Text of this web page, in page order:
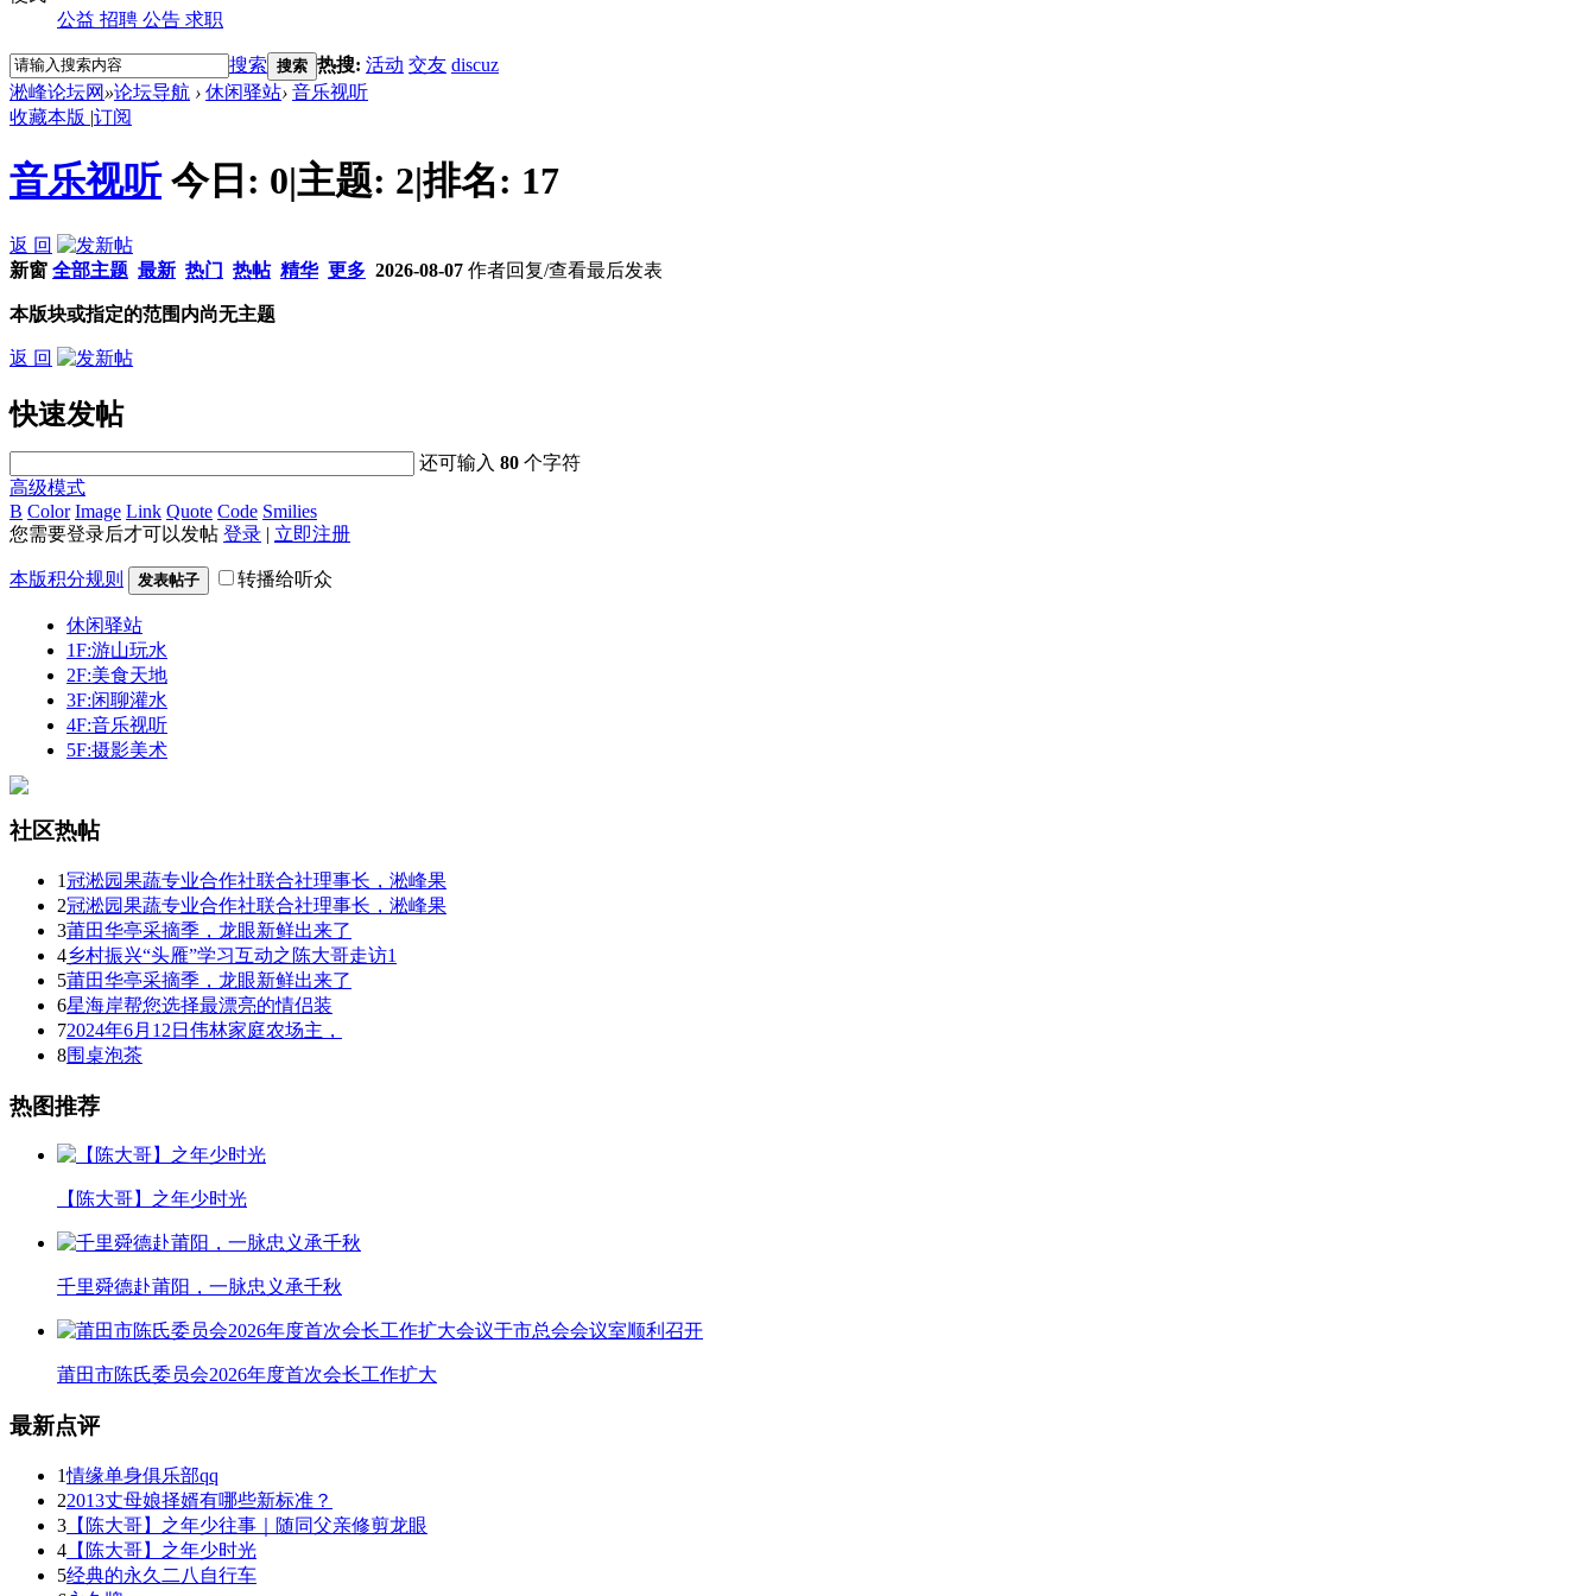
公益 招聘 公告 求职
搜索 搜索 热搜: 活动 交友 discuz
淞峰论坛网 »论坛导航 › 休闲驿站› 音乐视听
收藏本版 |订阅
音乐视听 今日: 0|主题: 2|排名: 17
返 回
新窗 全部主题 最新 热门 热帖 精华 更多 2026-08-07 作者回复/查看最后发表
本版块或指定的范围内尚无主题
返 回
快速发帖
还可输入80 个字符
高级模式
B Color Image Link Quote Code Smilies
您需要登录后才可以发帖 登录 | 立即注册
本版积分规则 发表帖子 转播给听众
休闲驿站
1F:游山玩水
2F:美食天地
3F:闲聊灌水
4F:音乐视听
5F:摄影美术
社区热帖
1冠淞园果蔬专业合作社联合社理事长，淞峰果
2冠淞园果蔬专业合作社联合社理事长，淞峰果
3莆田华亭采摘季，龙眼新鲜出来了
4乡村振兴“头雁”学习互动之陈大哥走访1
5莆田华亭采摘季，龙眼新鲜出来了
6星海岸帮您选择最漂亮的情侣装
72024年6月12日伟林家庭农场主，
8围桌泡茶
热图推荐
【陈大哥】之年少时光
千里舜德赴莆阳，一脉忠义承千秋
莆田市陈氏委员会2026年度首次会长工作扩大
最新点评
1情缘单身俱乐部qq
22013丈母娘择婿有哪些新标准？
3 【陈大哥】之年少往事｜随同父亲修剪龙眼
4 【陈大哥】之年少时光
5经典的永久二八自行车